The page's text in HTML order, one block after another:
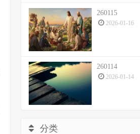
260115
2026-01-16
260114
2026-01-14
分类